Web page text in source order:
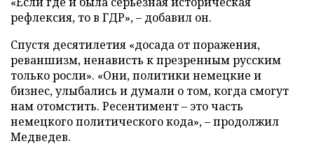
рефлексия, то в ГДР», – добавил он.
Спустя десятилетия «досада от поражения,
реваншизм, ненависть к презренным русским
только росли». «Они, политики немецкие и
бизнес, улыбались и думали о том, когда смогут
нам отомстить. Ресентимент – это часть
немецкого политического кода», – продолжил
Медведев.